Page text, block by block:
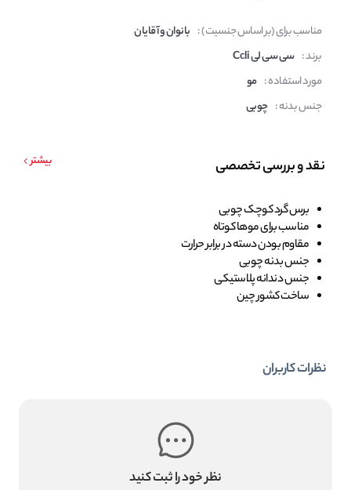
مناسب برای (بر اساس جنسیت) : بانوان و آقایان
برند : سی سی لی Ccli
مورد استفاده : مو
جنس بدنه : چوبی
نقد و بررسی تخصصی بیشتر
برس گرد کوچک چوبی
مناسب برای موها کوتاه
مقاوم بودن دسته در برابر حرارت
جنس بدنه چوبی
جنس دندانه پلاستیکی
ساخت کشور چین
نظرات کاربران
نظر خود را ثبت کنید